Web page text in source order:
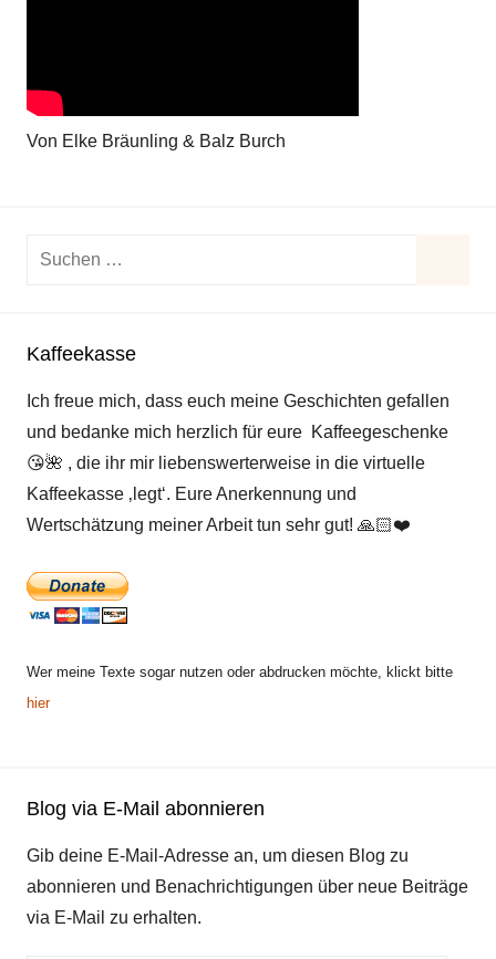
Von Elke Bräunling & Balz Burch
Suchen
Kaffeekasse
Ich freue mich, dass euch meine Geschichten gefallen
und bedanke mich herzlich für eure Kaffeegeschenke
😘🌺 , die ihr mir liebenswerterweise in die virtuelle
Kaffeekasse ‚legt‘. Eure Anerkennung und
Wertschätzung meiner Arbeit tun sehr gut! 🙏🏻❤️
Wer meine Texte sogar nutzen oder abdrucken möchte, klickt bitte
hier
Blog via E-Mail abonnieren
Gib deine E-Mail-Adresse an, um diesen Blog zu
abonnieren und Benachrichtigungen über neue Beiträge
via E-Mail zu erhalten.